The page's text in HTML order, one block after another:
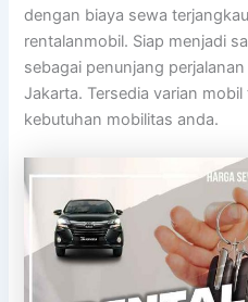
dengan biaya sewa
rentalanmobil. Siap menjadi
sebagai penunjang
Jakarta. Tersedia varian
kebutuhan mobilitas anda.